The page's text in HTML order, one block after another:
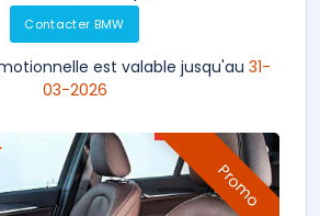
Contacter BMW
est valable jusqu'au 31-
03-2026
Promo